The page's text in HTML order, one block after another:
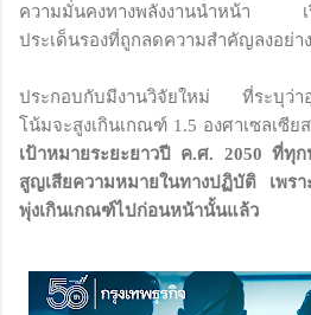
ความมั่นคงทางพลังงานนำหน้า เรื่
ประเด็นรองที่ถูกลดความสำคัญลงอย่า
ประกอบกับมีงานวิจัยใหม่ ที่ระบุว่า
โน้มจะสูงเกินเกณฑ์ 1.5 องศาเซลเซีย
เป้าหมายระยะยาวปี ค.ศ. 2050 ที่ทุ
สูญเสียความหมายในทางปฏิบัติ เพร
พุ่งเกินเกณฑ์ไปก่อนหน้านั้นแล้ว